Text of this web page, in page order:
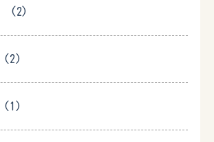
(2)
(2)
(1)